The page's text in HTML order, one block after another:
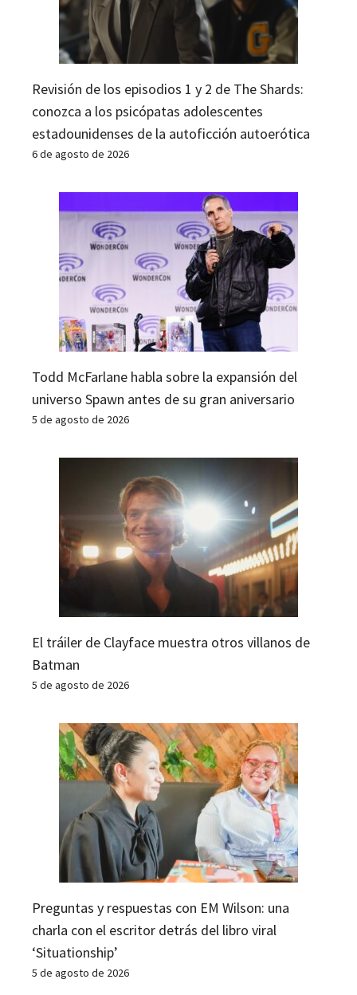
Revisión de los episodios 1 y 2 de The Shards:
conozca a los psicópatas adolescentes
estadounidenses de la autoficción autoerótica
6 de agosto de 2026
Todd McFarlane habla sobre la expansión del
universo Spawn antes de su gran aniversario
5 de agosto de 2026
El tráiler de Clayface muestra otros villanos de
Batman
5 de agosto de 2026
Preguntas y respuestas con EM Wilson: una
charla con el escritor detrás del libro viral
‘Situationship’
5 de agosto de 2026